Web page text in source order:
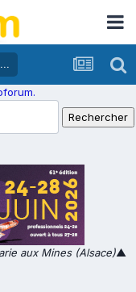
aux Mines (Alsace)▲